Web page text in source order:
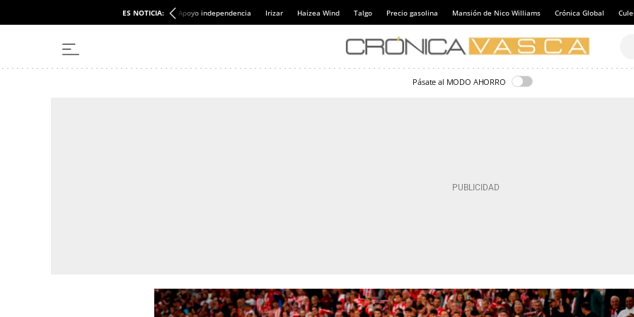
ES NOTICIA: Apoyo independencia Irizar Haizea Wind Talgo Precio gasolina Mansión de Nico Williams Crónica Global
Pásate al MODO AHORRO